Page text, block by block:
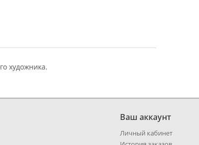
художника.
Ваш аккаунт
Личный кабинет